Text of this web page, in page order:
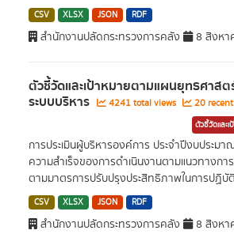
CSV XLSX JSON RDF
สำนักงานปลัดกระทรวงการคลัง 8 สิงหา
ตัวชี้วัดและเป้าหมายตามแผนยุทธศา
ระบบบริหาร 4241 total views 20
ตัวชี้วัดและ
การประเมินผู้บริหารองค์การ ประจำปีงบประม
ความสำเร็จของการดำเนินงานตามแนวทางกา
ตามมาตรการปรับปรุงประสิทธิภาพในการปฏิบั
CSV XLSX JSON RDF
สำนักงานปลัดกระทรวงการคลัง 8 สิงหา